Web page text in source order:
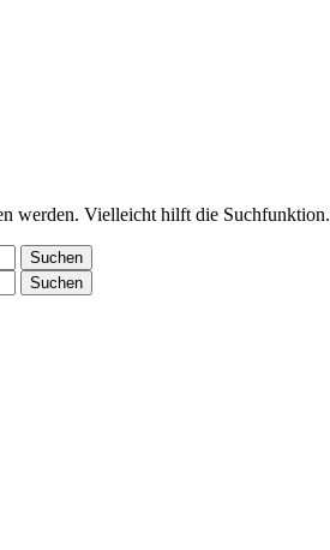
werden. Vielleicht hilft die Suchfunktion.